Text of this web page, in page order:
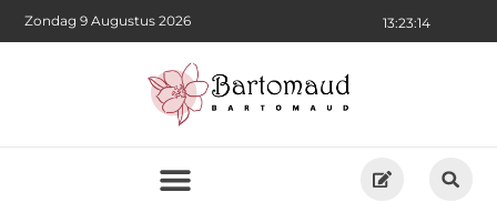
13:23:16
Zondag 9 Augustus 2026